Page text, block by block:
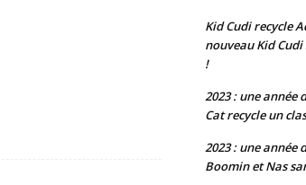
Kid Cudi recycle
nouveau Kid
!
2023 : une année
Cat recycle un
2023 : une année
Boomin et Nas